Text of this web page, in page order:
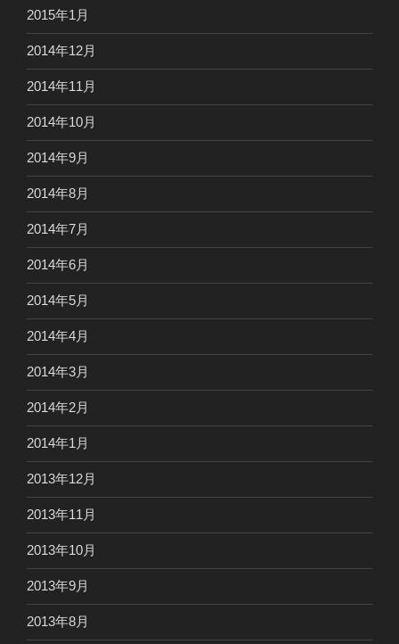
2015年1月
2014年12月
2014年11月
2014年10月
2014年9月
2014年8月
2014年7月
2014年6月
2014年5月
2014年4月
2014年3月
2014年2月
2014年1月
2013年12月
2013年11月
2013年10月
2013年9月
2013年8月